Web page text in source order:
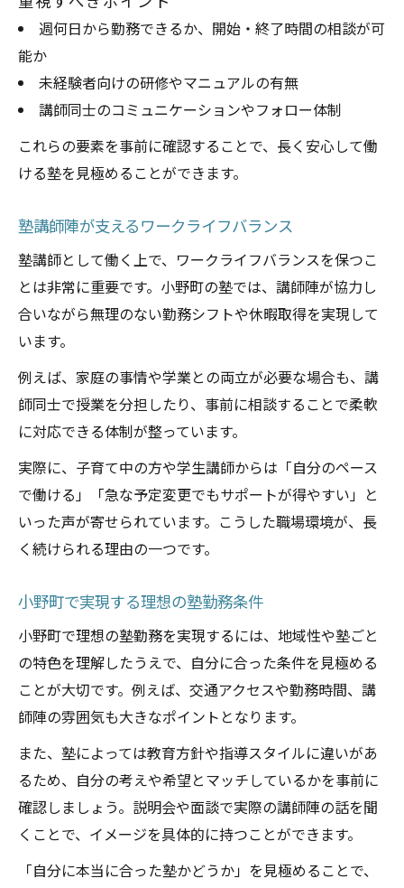
週何日から勤務できるか、開始・終了時間の相談が可
能か
未経験者向けの研修やマニュアルの有無
講師同士のコミュニケーションやフォロー体制
これらの要素を事前に確認することで、長く安心して働
ける塾を見極めることができます。
塾講師陣が支えるワークライフバランス
塾講師として働く上で、ワークライフバランスを保つこ
とは非常に重要です。小野町の塾では、講師陣が協力し
合いながら無理のない勤務シフトや休暇取得を実現して
います。
例えば、家庭の事情や学業との両立が必要な場合も、講
師同士で授業を分担したり、事前に相談することで柔軟
に対応できる体制が整っています。
実際に、子育て中の方や学生講師からは「自分のペース
で働ける」「急な予定変更でもサポートが得やすい」と
いった声が寄せられています。こうした職場環境が、長
く続けられる理由の一つです。
小野町で実現する理想の塾勤務条件
小野町で理想の塾勤務を実現するには、地域性や塾ごと
の特色を理解したうえで、自分に合った条件を見極める
ことが大切です。例えば、交通アクセスや勤務時間、講
師陣の雰囲気も大きなポイントとなります。
また、塾によっては教育方針や指導スタイルに違いがあ
るため、自分の考えや希望とマッチしているかを事前に
確認しましょう。説明会や面談で実際の講師陣の話を聞
くことで、イメージを具体的に持つことができます。
「自分に本当に合った塾かどうか」を見極めることで、